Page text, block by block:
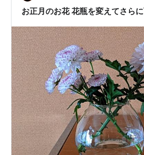
お正月のお花 花瓶を変えてさらに